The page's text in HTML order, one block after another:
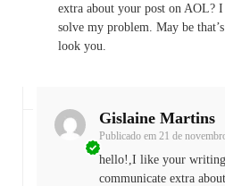
extra about your post on AOL?
solve my problem. May be
look you.
Gislaine Martins
Publicado em 21 de
hello!,I like your writing
communicate extra